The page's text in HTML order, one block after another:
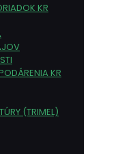
KR
KR
(TRIMEL)